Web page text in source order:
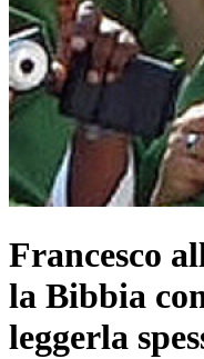
Francesco
la Bibbia
leggerla